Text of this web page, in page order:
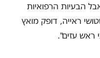
הבעיות הרפואיות
ראייה, דופק מואץ
ראש עזים".